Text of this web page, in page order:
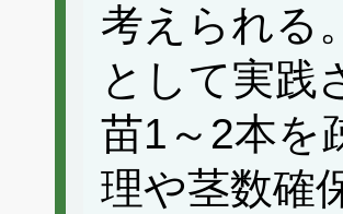
考えられる
として実践
苗1～2本を
理や茎数確